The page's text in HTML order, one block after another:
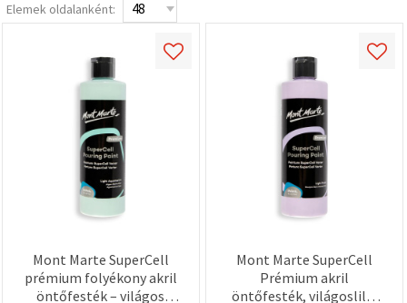
Elemek oldalanként:
Mont Marte SuperCell
prémium folyékony akril
öntőfesték – világos
Mont Marte SuperCell
Prémium akril
öntőfesték, világoslila,